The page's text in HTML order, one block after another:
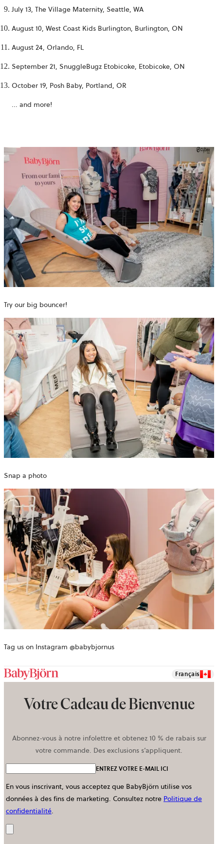
July 13, The Village Maternity, Seattle, WA
August 10, West Coast Kids Burlington, Burlington, ON
August 24, Orlando, FL
September 21, SnuggleBugz Etobicoke, Etobicoke, ON
October 19, Posh Baby, Portland, OR
... and more!
Try our big bouncer!
Snap a photo
Tag us on Instagram @babybjornus
Français
Votre Cadeau de Bienvenue
Abonnez-vous à notre infolettre et obtenez 10 % de rabais sur
votre commande. Des exclusions s’appliquent.
ENTREZ VOTRE E-MAIL ICI
En vous inscrivant, vous acceptez que BabyBjörn utilise vos
données à des fins de marketing. Consultez notre Politique de
confidentialité.